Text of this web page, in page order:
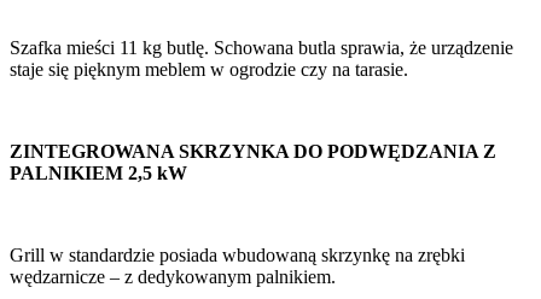
Szafka mieści 11 kg butlę. Schowana butla sprawia, że urządzenie
staje się pięknym meblem w ogrodzie czy na tarasie.
ZINTEGROWANA SKRZYNKA DO PODWĘDZANIA Z
PALNIKIEM 2,5 kW
Grill w standardzie posiada wbudowaną skrzynkę na zrębki
wędzarnicze – z dedykowanym palnikiem.